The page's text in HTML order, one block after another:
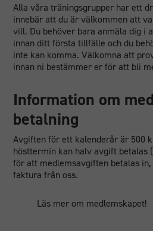
Alla våra träningsgrupper har ett
innebär att du är välkommen att
vill. Du behöver bara anmäla dig i
innan ditt första tillfälle och du
inte kan komma. Välkomna att
innan ni bestämmer er för att bli
Information om
betalning
Avgiften för ett kalenderår är 500
hösttermin kan halv avgift betalas
för att medlemsavgiften betalas
faktura från oss.
Läs mer om medlemskapet!